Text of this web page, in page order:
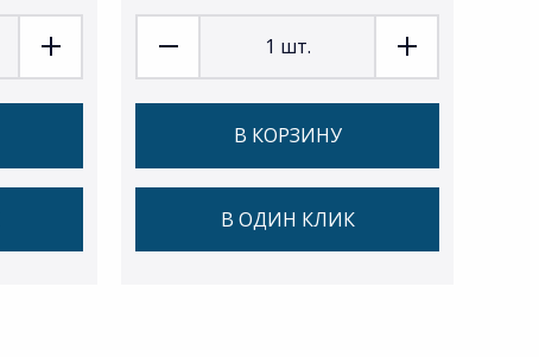
1 шт.
В КОРЗИНУ
В ОДИН КЛИК